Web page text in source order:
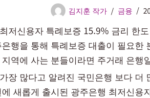
김지훈 작가 금융
저신용자 특례보증 15.9% 금리 한
행을 통해 특례보증 대출이 필요한
역에 사는 분들이라면 주거래 은행
장 많다고 알려진 국민은행 보다 더
새롭게 출시된 광주은행 최저신용